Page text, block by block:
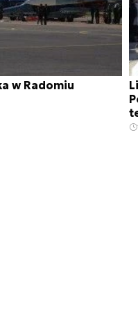
w Radomiu